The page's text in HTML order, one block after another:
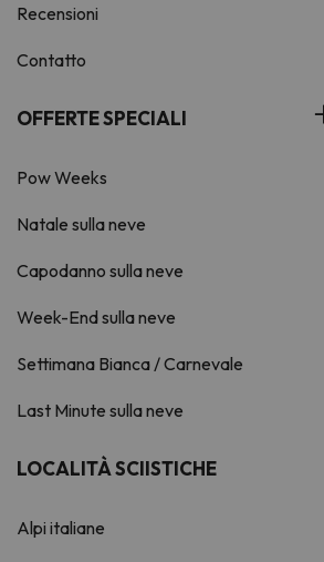
Recensioni
Contatto
OFFERTE SPECIALI
Pow Weeks
Natale sulla neve
Capodanno sulla neve
Week-End sulla neve
Settimana Bianca / Carnevale
Last Minute sulla neve
LOCALITÀ SCIISTICHE
Alpi italiane